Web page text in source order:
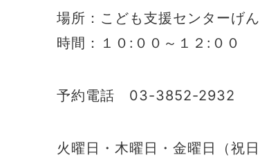
場所：こども支援センターげ
時間：１０:００～１２:００
予約電話 03-3852-2932
火曜日・木曜日・金曜日（祝